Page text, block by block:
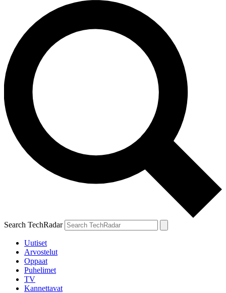
Search TechRadar
Uutiset
Arvostelut
Oppaat
Puhelimet
TV
Kannettavat